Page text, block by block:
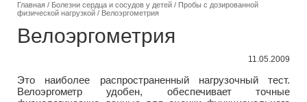
Главная / Болезни сердца и сосудов у детей / Пробы с дозированной
физической нагрузкой / Велоэргометрия
Велоэргометрия
11.05.2009
Это наиболее распространенный нагрузочный тест.
Велоэргометр удобен, обеспечивает точные